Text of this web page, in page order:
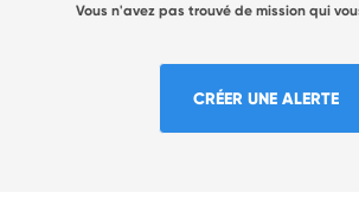
Vous n'avez pas trouvé de mission qui
CRÉER UNE ALERTE